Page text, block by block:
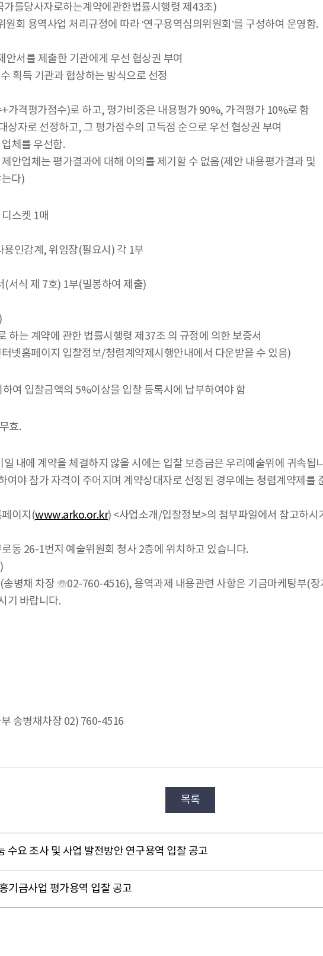
를당사자로하는계약에관한법률시행령 제43조)
회 용역사업 처리규정에 따라 ‘연구용역심의위원회’를 구성하여 운영함.
서를 제출한 기관에게 우선 협상권 부여
획득 기관과 협상하는 방식으로 선정
격평가점수)로 하고, 평가비중은 내용평가 90%, 가격평가 10%로 함
자로 선정하고, 그 평가점수의 고득점 순으로 우선 협상권 부여
체를 우선함.
안업체는 평가결과에 대해 이의를 제기할 수 없음(제안 내용평가결과 및
다)
스켓 1매
인감계, 위임장(필요시) 각 1부
서식 제 7호) 1부(밀봉하여 제출)
는 계약에 관한 법률시행령 제37조 의 규정에 의한 보증서
넷홈페이지 입찰정보/청렴계약제시행안내에서 다운받을 수 있음)
여 입찰금액의 5%이상을 입찰 등록시에 납부하여야 함
효.
내에 계약을 체결하지 않을 시에는 입찰 보증금은 우리예술위에 귀속됩
야 참가 자격이 주어지며 계약상대자로 선정된 경우에는 청렴계약제를
이지(www.arko.or.kr) <사업소개/입찰정보>의 첨부파일에서 참고하시
동 26-1번지 예술위원회 청사 2층에 위치하고 있습니다.
병채 차장 ☏02-760-4516), 용역과제 내용관련 사항은 기금마케팅부(장
바랍니다.
송병채차장 02) 760-4516
목록
수요 조사 및 사업 발전방안 연구용역 입찰 공고
기금사업 평가용역 입찰 공고